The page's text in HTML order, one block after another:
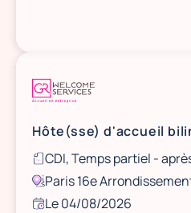
CDI, Temps partiel -
Paris 16e
Le 04/08/2026